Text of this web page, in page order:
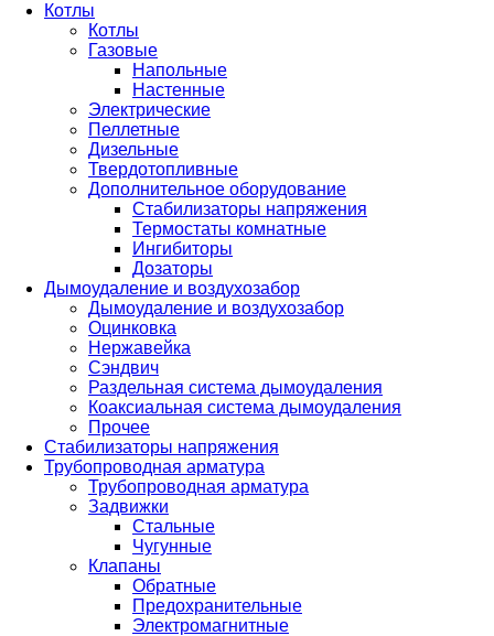
Котлы
Котлы
Газовые
Напольные
Настенные
Электрические
Пеллетные
Дизельные
Твердотопливные
Дополнительное оборудование
Стабилизаторы напряжения
Термостаты комнатные
Ингибиторы
Дозаторы
Дымоудаление и воздухозабор
Дымоудаление и воздухозабор
Оцинковка
Нержавейка
Сэндвич
Раздельная система дымоудаления
Коаксиальная система дымоудаления
Прочее
Стабилизаторы напряжения
Трубопроводная арматура
Трубопроводная арматура
Задвижки
Стальные
Чугунные
Клапаны
Обратные
Предохранительные
Электромагнитные